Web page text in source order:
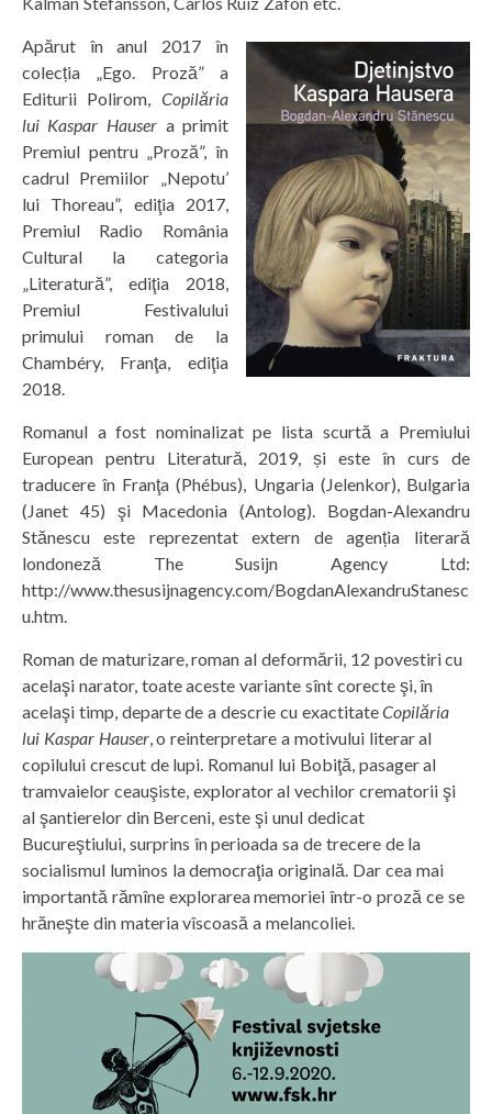
Apărut în anul 2017 în
colecția „Ego. Proză” a
Editurii Polirom, Copilăria
lui Kaspar Hauser a primit
Premiul pentru „Proză”, în
cadrul Premiilor „Nepotu’
lui Thoreau”, ediţia 2017,
Premiul Radio România
Cultural la categoria
„Literatură”, ediţia 2018,
Premiul Festivalului
primului roman de la
Chambéry, Franţa, ediţia
2018.
Romanul a fost nominalizat pe lista scurtă a Premiului
European pentru Literatură, 2019, și este în curs de
traducere în Franţa (Phébus), Ungaria (Jelenkor), Bulgaria
(Janet 45) şi Macedonia (Antolog). Bogdan-Alexandru
Stănescu este reprezentat extern de agenția literară
londoneză The Susijn Agency Ltd:
http://www.thesusijnagency.com/BogdanAlexandruStanesc
u.htm.
Roman de maturizare, roman al deformării, 12 povestiri cu
acelaşi narator, toate aceste variante sînt corecte şi, în
acelaşi timp, departe de a descrie cu exactitateCopilăria
lui Kaspar Hauser, o reinterpretare a motivului literar al
copilului crescut de lupi. Romanul lui Bobiţă, pasager al
tramvaielor ceauşiste, explorator al vechilor crematorii şi
al şantierelor din Berceni, este şi unul dedicat
Bucureştiului, surprins în perioada sa de trecere de la
socialismul luminos la democraţia originală. Dar cea mai
importantă rămîne explorarea memoriei într-o proză ce se
hrăneşte din materia vîscoasă a melancoliei.